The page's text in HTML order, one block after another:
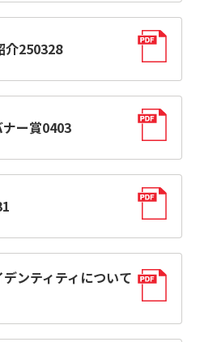
介250328
ー賞0403
ンティティについて